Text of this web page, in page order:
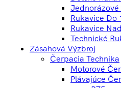
Jednorázové
Rukavice Do
Rukavice
Technické
Zásahová Výzbroj
Čerpacia Technika
Motorové
Plávajúce